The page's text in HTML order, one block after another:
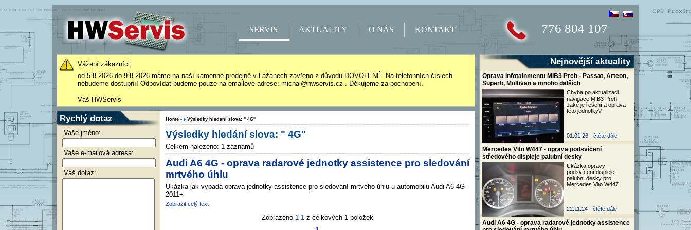
776 804 107
SERVIS AKTUALITY O NÁS KONTAKT
Nejnovější aktuality
Oprava infotainmentu MIB3 Preh - Passat, Arteon,
Superb, Multivan a mnoho dalších
Chyba po aktualizaci
navigace MIB3 Preh -
Jaké je řešení a oprava
této jednotky?
01.01.26 - čtěte dále
Mercedes Vito W447 - oprava podsvícení
středového displeje palubní desky
Ukázka opravy
podsvícení displeje
palubní desky pro
Mercedes Vito W447
22.11.24 - čtěte dále
Audi A6 4G - oprava radarové jednotky assistence
Vážení zákazníci,
od 5.8.2026 do 9.8.2026 máme na naší kamenné prodejně v Lažanech zavřeno z důvodu DOVOLENÉ. Na telefonních číslech
nebudeme dostupní! Odpovídat budeme pouze na emailové adrese: michal@hwservis.cz . Děkujeme za pochopení.
Váš HWServis
Rychlý dotaz
Vaše jméno:
Vaše e-mailová adresa:
Váš dotaz:
Home Výsledky hledání slova: " 4G"
Výsledky hledání slova: " 4G"
Celkem nalezeno: 1 záznamů
Audi A6 4G - oprava radarové jednotky assistence pro sledování
mrtvého úhlu
Ukázka jak vypadá oprava jednotky assistence pro sledování mrtvého úhlu u automobilu Audi A6 4G -
2011+
Zobrazit celý text
Zobrazeno 1-1 z celkových 1 položek